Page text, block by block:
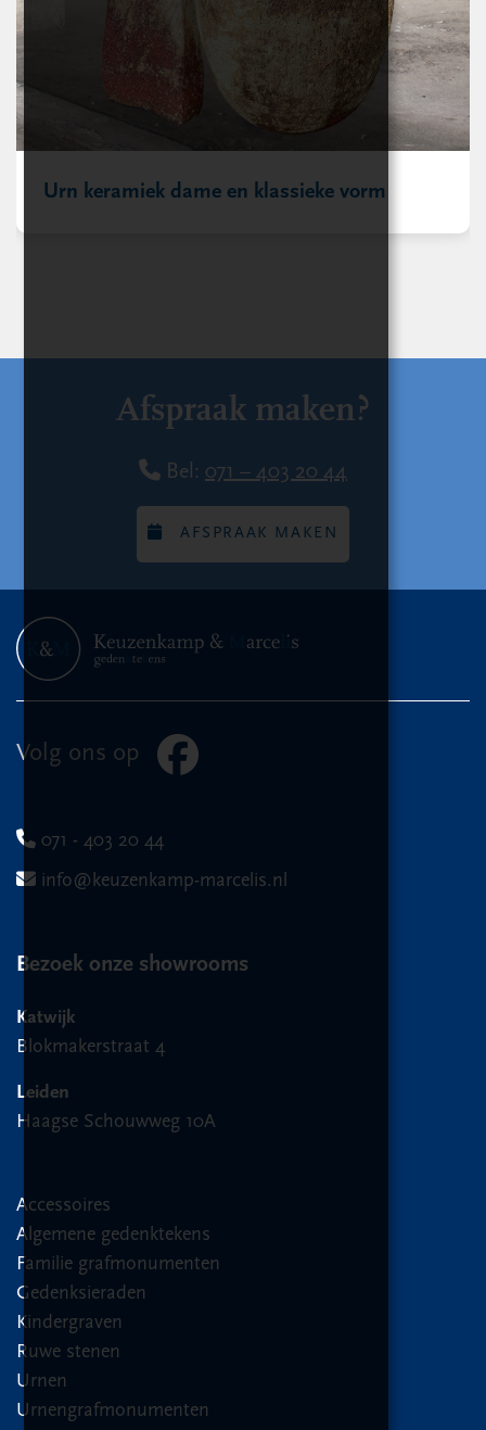
Urn keramiek dame en klassieke vorm
Afspraak maken?
Bel: 071 – 403 20 44
AFSPRAAK MAKEN
Volg ons op
071 - 403 20 44
info@keuzenkamp-marcelis.nl
Bezoek onze showrooms
Katwijk
Blokmakerstraat 4
Leiden
Haagse Schouwweg 10A
Accessoires
Algemene gedenktekens
Familie grafmonumenten
Gedenksieraden
Kindergraven
Ruwe stenen
Urnen
Urnengrafmonumenten